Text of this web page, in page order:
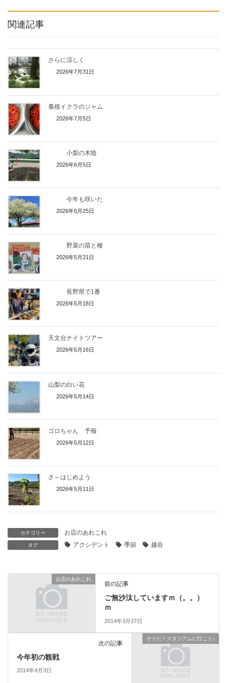
関連記事
さらに涼しく
2026年7月31日
養殖イクラのジャム
2026年7月5日
小梨の木陰
2026年6月5日
今年も咲いた
2026年5月25日
野菜の苗と種
2026年5月21日
長野県で1番
2026年5月18日
天文台ナイトツアー
2026年5月16日
山梨の白い花
2026年5月14日
ゴロちゃん 予報
2026年5月12日
さ～はじめよう
2026年5月11日
カテゴリー お店のあれこれ
タグ アクシデント 季節 越谷
お店のあれこれ
前の記事
ご無沙汰していますｍ（。。）
ｍ
2014年3月27日
そうだ！スタジアムに行こう♪
次の記事
今年初の観戦
2014年4月3日